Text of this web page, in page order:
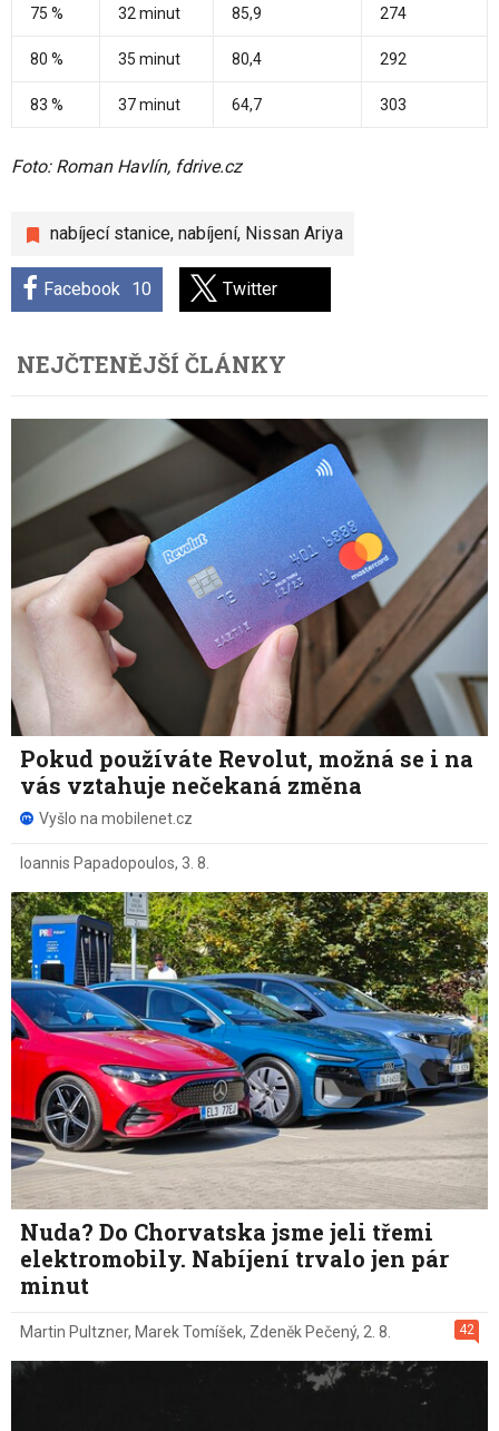
75 % 32 minut 85,9 274
80 % 35 minut 80,4 292
83 % 37 minut 64,7 303
Foto: Roman Havlín, fdrive.cz
nabíjecí stanice, nabíjení, Nissan Ariya
Facebook 10 Twitter
NEJČTENĚJŠÍ ČLÁNKY
Pokud používáte Revolut, možná se i na
vás vztahuje nečekaná změna
Vyšlo na mobilenet.cz
Ioannis Papadopoulos, 3. 8.
Nuda? Do Chorvatska jsme jeli třemi
elektromobily. Nabíjení trvalo jen pár
minut
42
Martin Pultzner, Marek Tomíšek, Zdeněk Pečený, 2. 8.